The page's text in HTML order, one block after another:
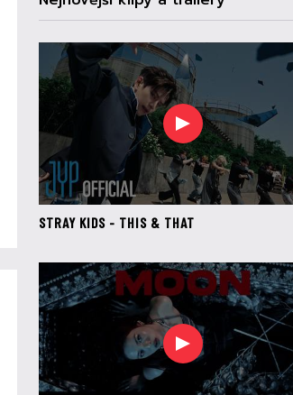
STRAY KIDS - THIS & THAT